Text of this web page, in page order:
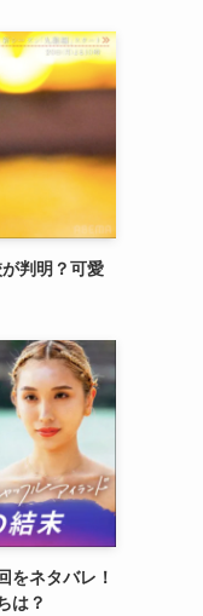
判明？可愛
をネタバレ！
は？